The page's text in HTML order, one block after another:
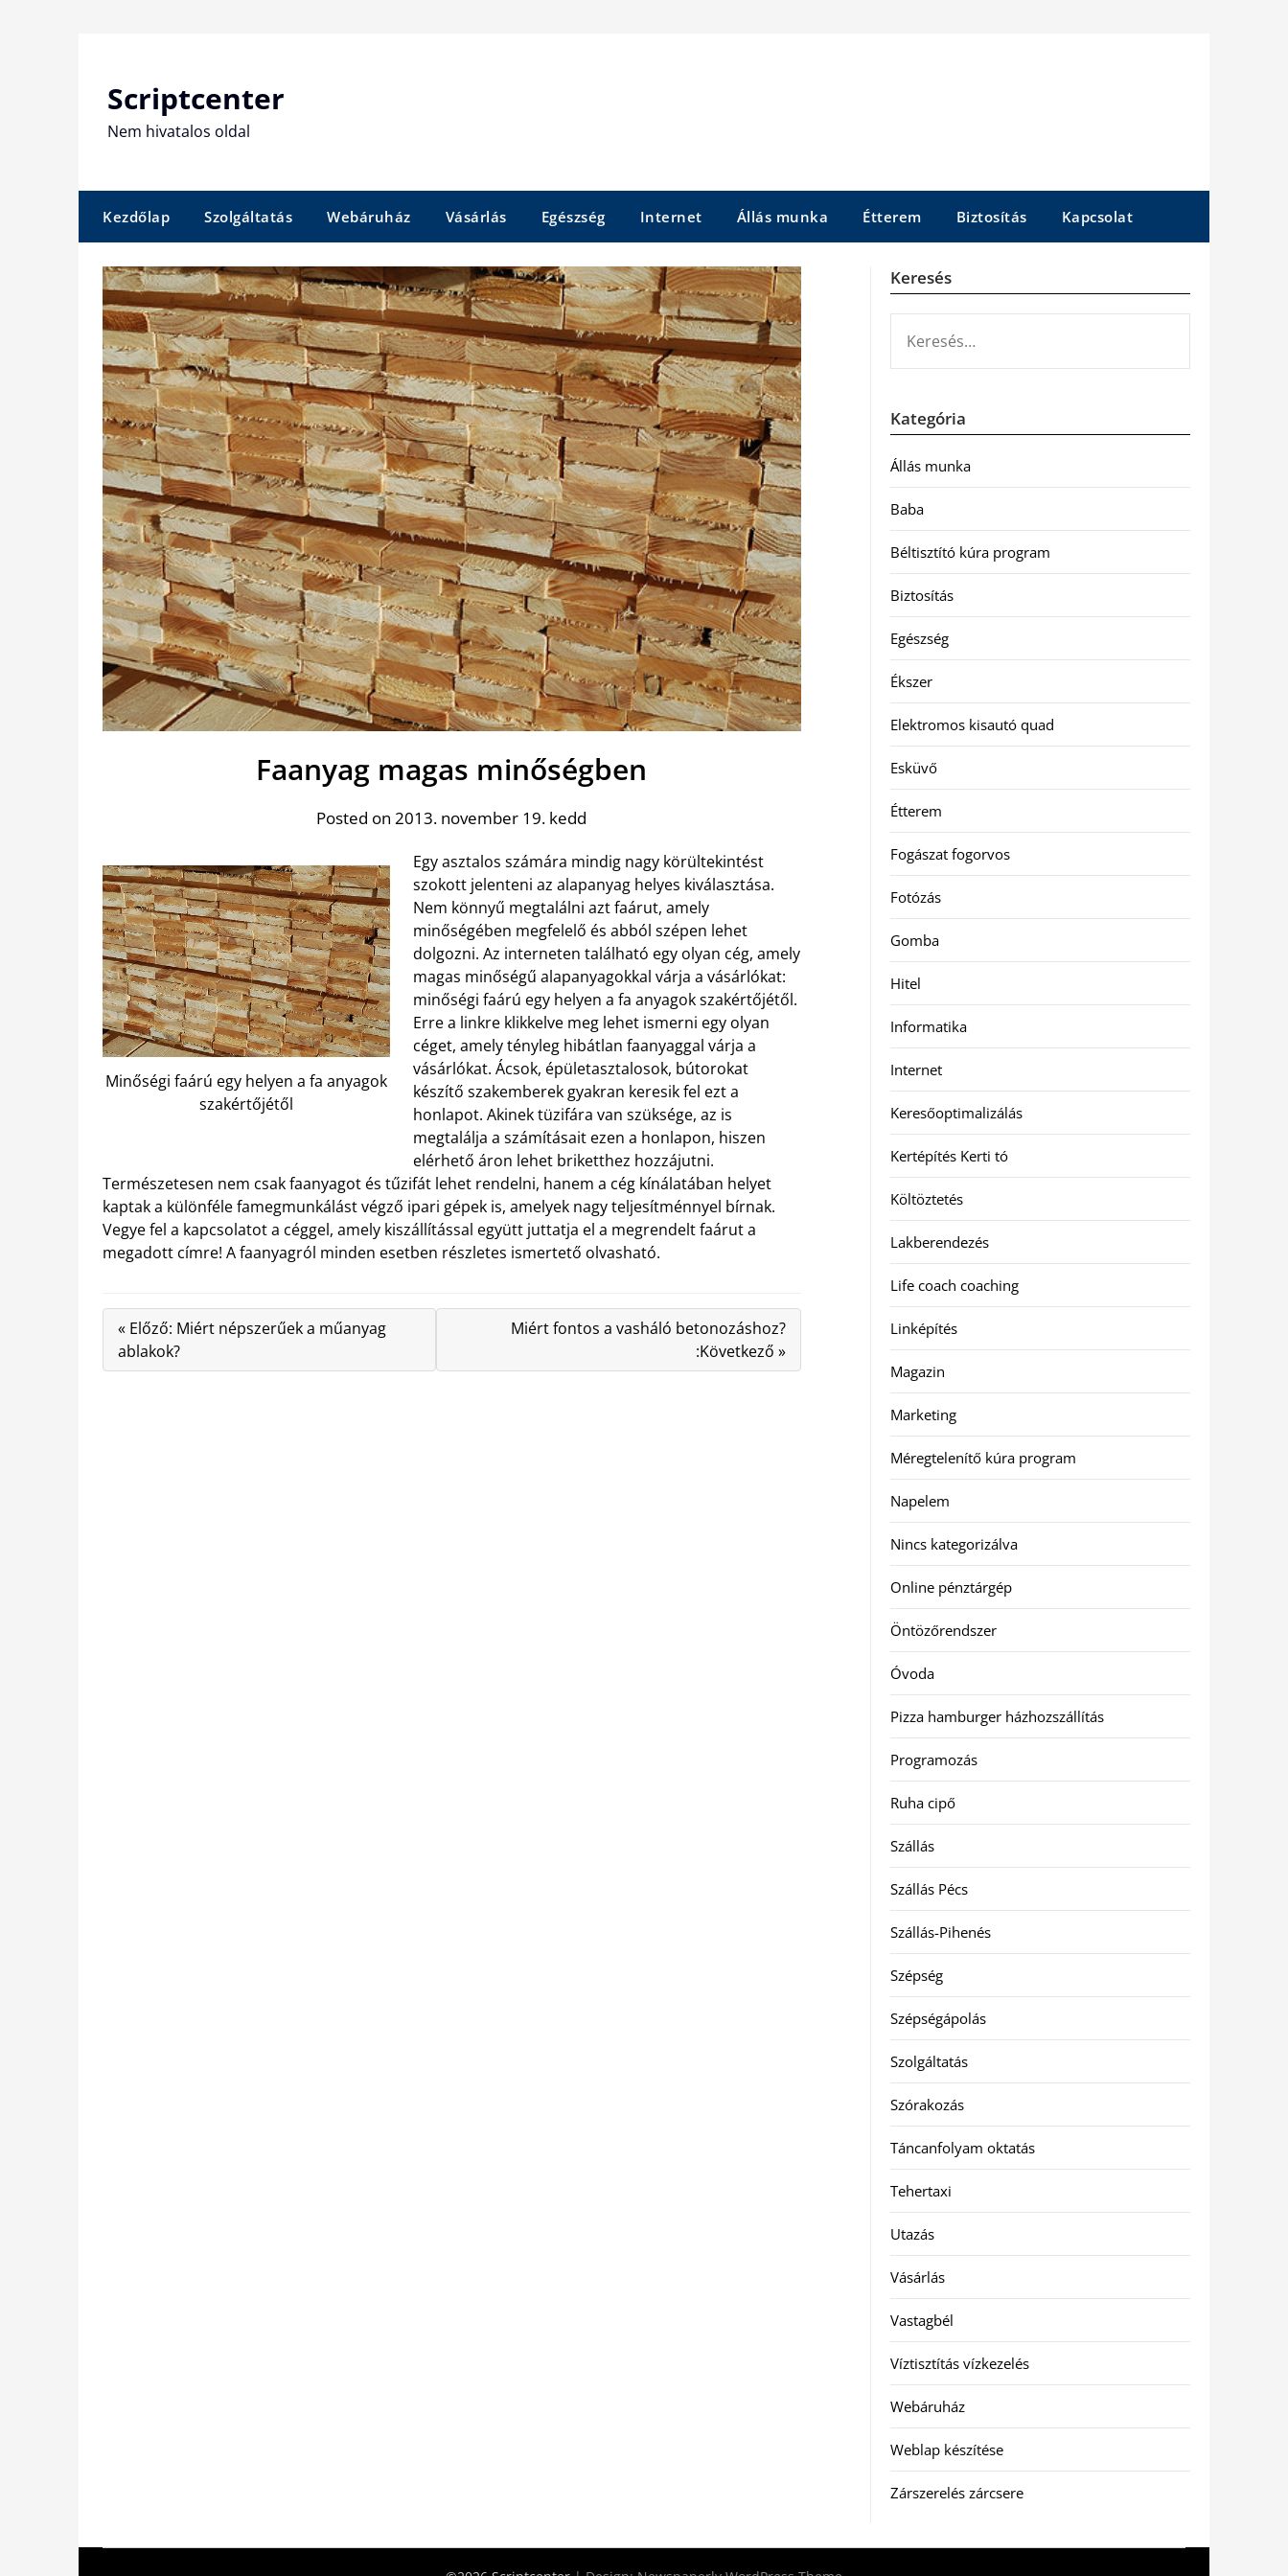
Scriptcenter
Nem hivatalos oldal
Kezdőlap Szolgáltatás Webáruház Vásárlás Egészség Internet Állás munka Étterem Biztosítás Kapcsolat
Faanyag magas minőségben
Posted on 2013. november 19. kedd
Minőségi faárú egy helyen a fa anyagok
szakértőjétől
Egy asztalos számára mindig nagy körültekintést
szokott jelenteni az alapanyag helyes kiválasztása.
Nem könnyű megtalálni azt faárut, amely
minőségében megfelelő és abból szépen lehet
dolgozni. Az interneten található egy olyan cég, amely
magas minőségű alapanyagokkal várja a vásárlókat:
minőségi faárú egy helyen a fa anyagok szakértőjétől.
Erre a linkre klikkelve meg lehet ismerni egy olyan
céget, amely tényleg hibátlan faanyaggal várja a
vásárlókat. Ácsok, épületasztalosok, bútorokat
készítő szakemberek gyakran keresik fel ezt a
honlapot. Akinek tüzifára van szüksége, az is
megtalálja a számításait ezen a honlapon, hiszen
elérhető áron lehet briketthez hozzájutni.
Természetesen nem csak faanyagot és tűzifát lehet rendelni, hanem a cég kínálatában helyet
kaptak a különféle famegmunkálást végző ipari gépek is, amelyek nagy teljesítménnyel bírnak.
Vegye fel a kapcsolatot a céggel, amely kiszállítással együtt juttatja el a megrendelt faárut a
megadott címre! A faanyagról minden esetben részletes ismertető olvasható.
« Előző: Miért népszerűek a műanyag
ablakok?
Miért fontos a vasháló betonozáshoz?
:Következő »
Keresés
Kategória
Állás munka
Baba
Béltisztító kúra program
Biztosítás
Egészség
Ékszer
Elektromos kisautó quad
Esküvő
Étterem
Fogászat fogorvos
Fotózás
Gomba
Hitel
Informatika
Internet
Keresőoptimalizálás
Kertépítés Kerti tó
Költöztetés
Lakberendezés
Life coach coaching
Linképítés
Magazin
Marketing
Méregtelenítő kúra program
Napelem
Nincs kategorizálva
Online pénztárgép
Öntözőrendszer
Óvoda
Pizza hamburger házhozszállítás
Programozás
Ruha cipő
Szállás
Szállás Pécs
Szállás-Pihenés
Szépség
Szépségápolás
Szolgáltatás
Szórakozás
Táncanfolyam oktatás
Tehertaxi
Utazás
Vásárlás
Vastagbél
Víztisztítás vízkezelés
Webáruház
Weblap készítése
Zárszerelés zárcsere